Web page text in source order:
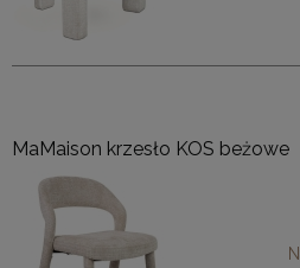
MaMaison krzesło KOS beżowe